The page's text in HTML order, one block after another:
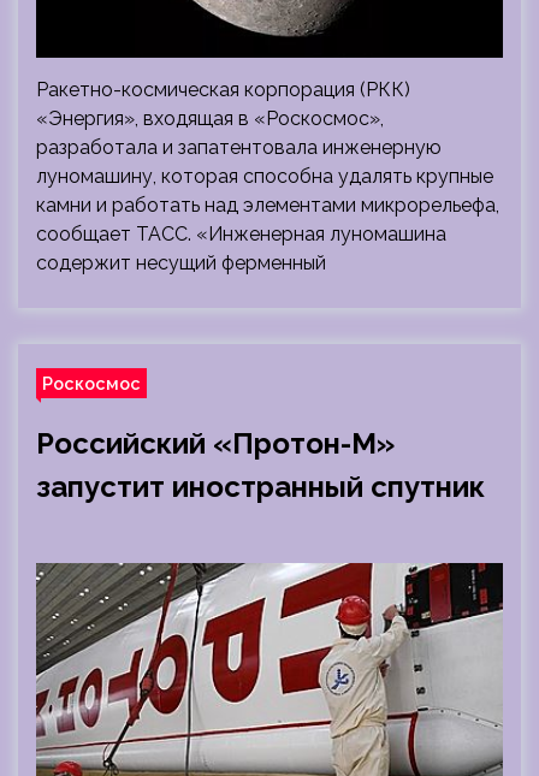
Ракетно-космическая корпорация (РКК)
«Энергия», входящая в «Роскосмос»,
разработала и запатентовала инженерную
луномашину, которая способна удалять крупные
камни и работать над элементами микрорельефа,
сообщает ТАСС. «Инженерная луномашина
содержит несущий ферменный
Роскосмос
Российский «Протон-М»
запустит иностранный спутник